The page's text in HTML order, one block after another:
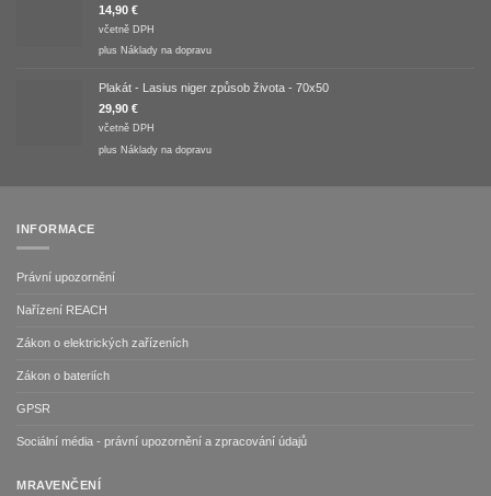
14,90 €
včetně DPH
plus Náklady na dopravu
Plakát - Lasius niger způsob života - 70x50
29,90 €
včetně DPH
plus Náklady na dopravu
INFORMACE
Právní upozornění
Nařízení REACH
Zákon o elektrických zařízeních
Zákon o bateriích
GPSR
Sociální média - právní upozornění a zpracování údajů
MRAVENČENÍ